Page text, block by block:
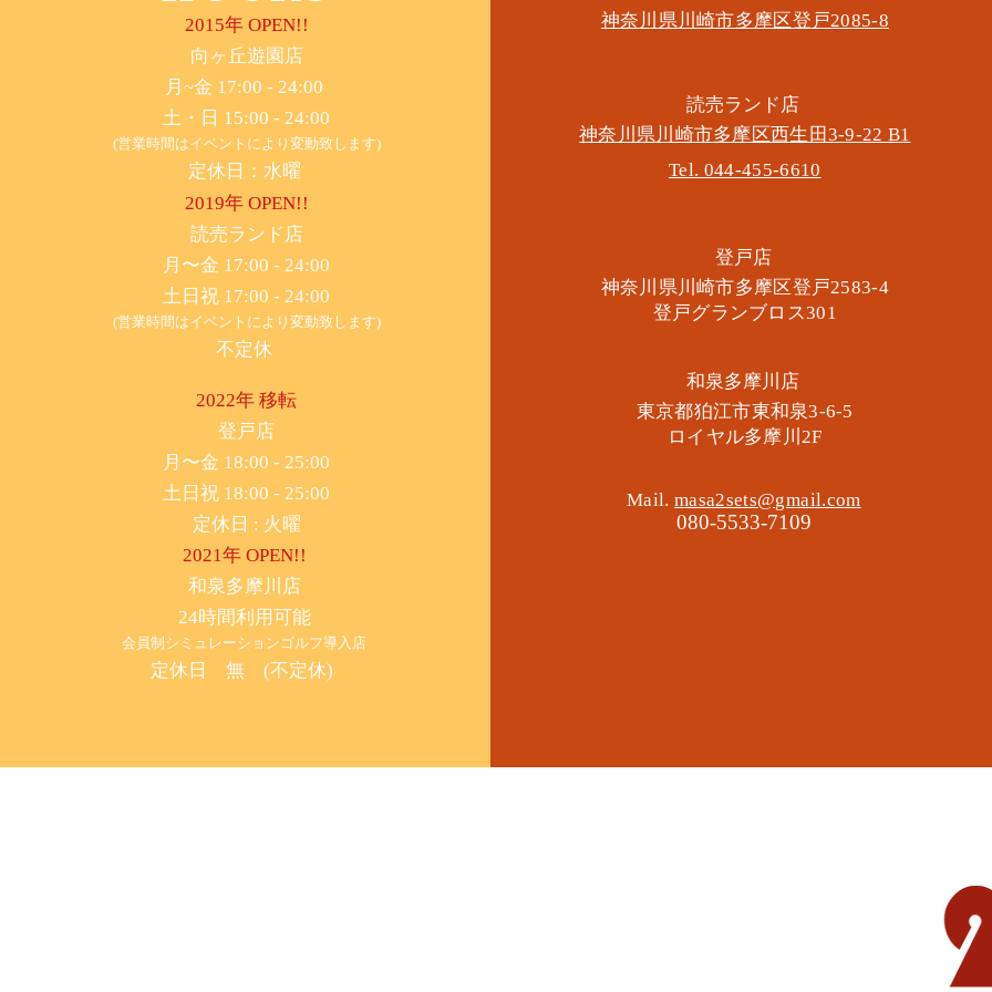
2015年 OPEN!!
​向ヶ丘遊園店
月~金 17:00 - 24:00
土・日 15:00 - 24:00
(営業時間はイベントにより変動致します)
定休日：水曜
2019年 OPEN!!
​読売ランド店
月〜金 17:00 - 24:00
土日祝 17:00 - 24:00
(営業時間はイベントにより変動致します)
不定休
2022年 移転
​登戸店
月〜金 18:00 - 25:00
土日祝 18:00 - 25:00
​定休日 : 火曜
2021年 OPEN!!
​和泉多摩川店
24時間利用可能
​会員制シミュレーションゴルフ導入店
定休日 無 (不定休)
神奈川県川崎市多摩区​登戸2085-8
​読売ランド店
神奈川県川崎市多摩区​西生田3-9-22 B1
Tel. 044-455-6610
​登戸店
神奈川県川崎市多摩区​登戸2583-4
​登戸グランブロス301
​和泉多摩川店
東京都狛江市東和泉3-6-5
​ロイヤル多摩川2F
Mail.masa2sets@gmail.com
080-5533-7109